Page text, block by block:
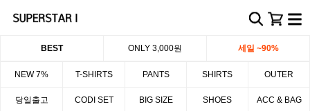
BEST ONLY 3,000원 세일 ~90%
NEW 7% T-SHIRTS PANTS SHIRTS OUTER
당일출고 CODI SET BIG SIZE SHOES ACC & BAG